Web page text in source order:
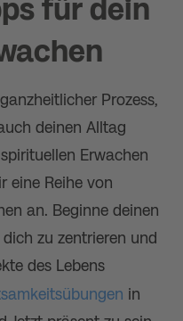
für dein
Prozess,
deinen Alltag
Erwachen
eine Reihe von
an. Beginne deinen
zu zentrieren und
des Lebens
in